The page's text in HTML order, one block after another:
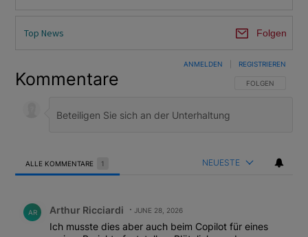
Top News Folgen
Kommentare FOLGE DIESER
FOLGEN
ANMELDEN REGISTRIEREN
ALLE KOMMENTARE 1 NEUESTE
AR Arthur Ricciardi JUNE 28, 2026
Ich musste dies aber auch beim Copilot für eines